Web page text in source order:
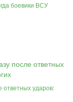
боевики ВСУ
ударов: